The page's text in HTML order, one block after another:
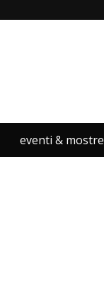
eventi & mostre